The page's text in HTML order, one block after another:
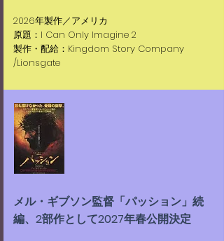
2026年製作／アメリカ
原題：I Can Only Imagine 2
製作・配給：Kingdom Story Company
/Lionsgate
メル・ギブソン監督「パッション」続
編、2部作として2027年春公開決定​​​